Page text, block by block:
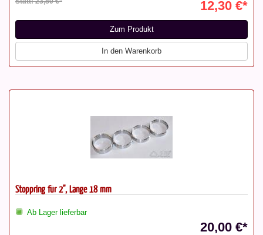
12,30 €*
Zum Produkt
In den Warenkorb
Stoppring für 2", Länge 18 mm
Ab Lager lieferbar
20,00 €*